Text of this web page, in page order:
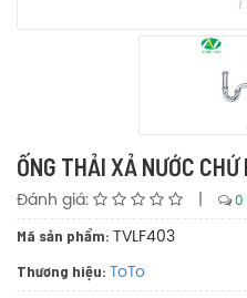
ỐNG THẢI XẢ NƯỚC
Đánh giá: 0
Mã sản phẩm: TVLF403
Thương hiệu: ToTo